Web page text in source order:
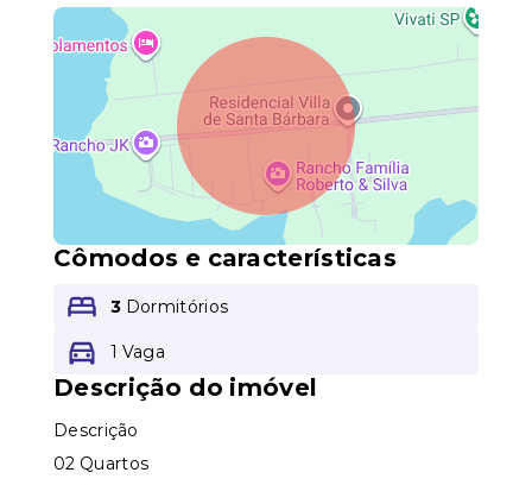
Cômodos e características
3 Dormitórios
1 Vaga
Descrição do imóvel
Descrição
02 Quartos